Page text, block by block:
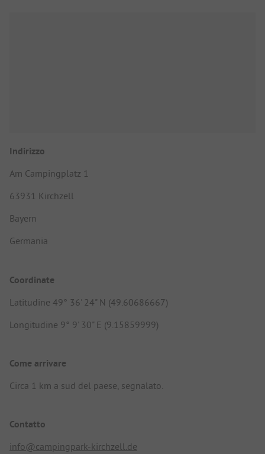
Indirizzo
Am Campingplatz 1
63931 Kirchzell
Bayern
Germania
Coordinate
Latitudine 49° 36' 24" N (49.60686667)
Longitudine 9° 9' 30" E (9.15859999)
Come arrivare
Circa 1 km a sud del paese, segnalato.
Contatto
info@campingpark-kirchzell.de